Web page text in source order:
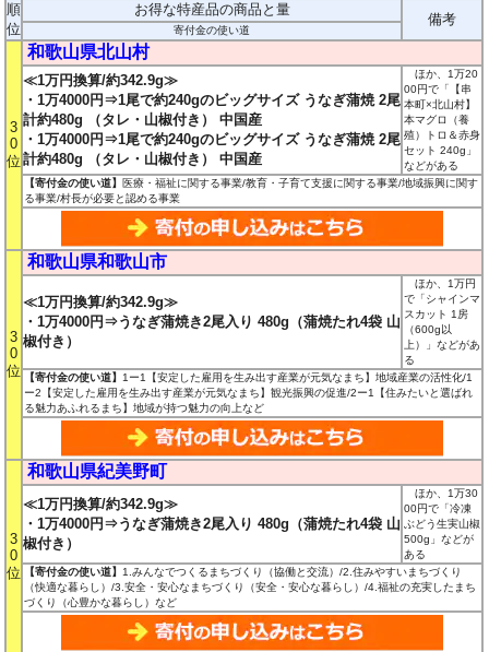
順
位
お得な特産品の商品と量
備考
寄付金の使い道
3
0
位
和歌山県北山村
≪1万円換算/約342.9g≫
・1万4000円⇒1尾で約240gのビッグサイズ うなぎ蒲焼 2尾
計約480g （タレ・山椒付き） 中国産
・1万4000円⇒1尾で約240gのビッグサイズ うなぎ蒲焼 2尾
計約480g （タレ・山椒付き） 中国産
ほか、1万20
00円で「【串
本町×北山村】
本マグロ（養
殖）トロ＆赤身
セット 240g」
などがある
【寄付金の使い道】 医療・福祉に関する事業/教育・子育て支援に関する事業/地域振興に関す
る事業/村長が必要と認める事業
3
0
位
和歌山県和歌山市
≪1万円換算/約342.9g≫
・1万4000円⇒うなぎ蒲焼き2尾入り 480g（蒲焼たれ4袋 山
椒付き）
ほか、1万円
で「シャインマ
スカット 1房
（600g以
上）」などがあ
る
【寄付金の使い道】1ー1【安定した雇用を生み出す産業が元気なまち】地域産業の活性化/1
ー2【安定した雇用を生み出す産業が元気なまち】観光振興の促進/2ー1【住みたいと選ばれ
る魅力あふれるまち】地域が持つ魅力の向上など
3
0
位
和歌山県紀美野町
≪1万円換算/約342.9g≫
・1万4000円⇒うなぎ蒲焼き2尾入り 480g（蒲焼たれ4袋 山
椒付き）
ほか、1万30
00円で「冷凍
ぶどう生実山椒
500g」などが
ある
【寄付金の使い道】1.みんなでつくるまちづくり（協働と交流）/2.住みやすいまちづくり
（快適な暮らし）/3.安全・安心なまちづくり（安全・安心な暮らし）/4.福祉の充実したまち
づくり（心豊かな暮らし）など